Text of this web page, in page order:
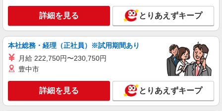
詳細を見る とりあえずキープ
本社総務・経理（正社員）※試用期間あり
月給 222,750円〜230,750円
豊中市
詳細を見る とりあえずキープ